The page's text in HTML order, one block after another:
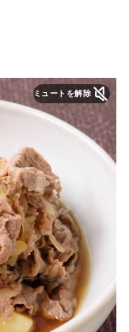
ミュートを解除